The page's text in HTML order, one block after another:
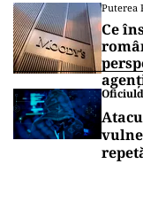
Puterea
Ce